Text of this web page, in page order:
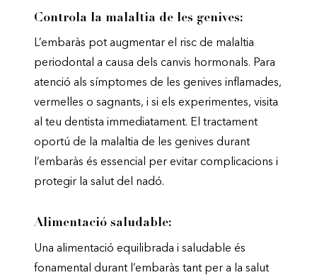
Controla la malaltia de les genives:
L’embaràs pot augmentar el risc de malaltia
periodontal a causa dels canvis hormonals. Para
atenció als símptomes de les genives inflamades,
vermelles o sagnants, i si els experimentes, visita
al teu dentista immediatament. El tractament
oportú de la malaltia de les genives durant
l’embaràs és essencial per evitar complicacions i
protegir la salut del nadó.
Alimentació saludable:
Una alimentació equilibrada i saludable és
fonamental durant l’embaràs tant per a la salut